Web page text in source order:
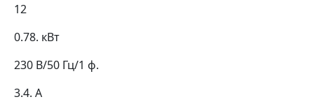
12
0.78. кВт
230 В/50 Гц/1 ф.
3.4. А